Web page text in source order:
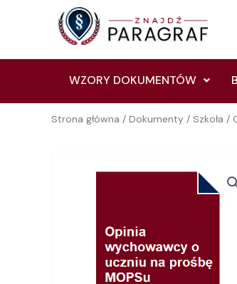
WZORY DOKUMENTÓW
Strona główna / Dokumenty / Szkoła /